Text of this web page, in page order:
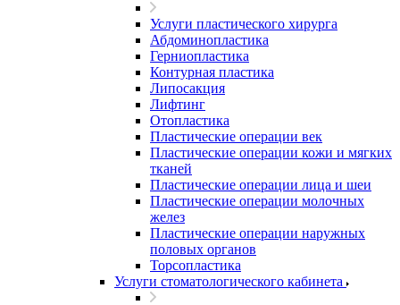
Услуги пластического хирурга
Абдоминопластика
Герниопластика
Контурная пластика
Липосакция
Лифтинг
Отопластика
Пластические операции век
Пластические операции кожи и мягких
тканей
Пластические операции лица и шеи
Пластические операции молочных
желез
Пластические операции наружных
половых органов
Торсопластика
Услуги стоматологического кабинета